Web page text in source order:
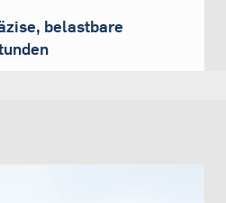
belastbare